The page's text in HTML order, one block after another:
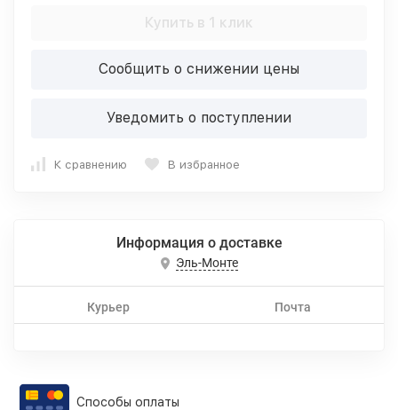
Купить в 1 клик
Сообщить о снижении цены
Уведомить о поступлении
К сравнению В избранное
Информация о доставке
Эль-Монте
Курьер Почта
Способы оплаты